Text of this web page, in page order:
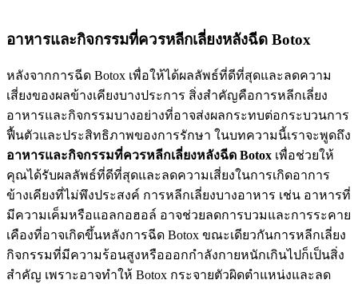
อาหารและกิจกรรมที่ควรหลีกเลี่ยงหลังฉีด Botox
หลังจากการฉีด Botox เพื่อให้ได้ผลลัพธ์ที่ดีที่สุดและลดความ
เสี่ยงของผลข้างเคียงบางประการ สิ่งสำคัญคือการหลีกเลี่ยง
อาหารและกิจกรรมบางอย่างที่อาจส่งผลกระทบต่อกระบวนการ
ฟื้นตัวและประสิทธิภาพของการรักษา ในบทความนี้เราจะพูดถึง
อาหารและกิจกรรมที่ควรหลีกเลี่ยงหลังฉีด Botox เพื่อช่วยให้
คุณได้รับผลลัพธ์ที่ดีที่สุดและลดความเสี่ยงในการเกิดอาการ
ข้างเคียงที่ไม่พึงประสงค์ การหลีกเลี่ยงบางอาหาร เช่น อาหารที่
มีความเค็มหรือแอลกอฮอล์ อาจช่วยลดการบวมและการระคาย
เคืองที่อาจเกิดขึ้นหลังการฉีด Botox ขณะเดียวกันการหลีกเลี่ยง
กิจกรรมที่มีความร้อนสูงหรือออกกำลังกายหนักเกินไปก็เป็นสิ่ง
สำคัญ เพราะอาจทำให้ Botox กระจายตัวผิดตำแหน่งและลด